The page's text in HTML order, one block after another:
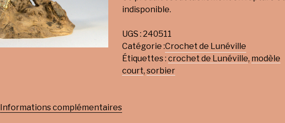
indisponible.
UGS : 240511
Catégorie :Crochet de Lunéville
Étiquettes : crochet de Lunéville, modèle
court, sorbier
Informations complémentaires